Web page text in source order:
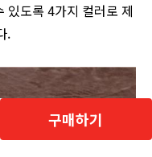
있도록 4가지 컬러로 제
.
구매하기